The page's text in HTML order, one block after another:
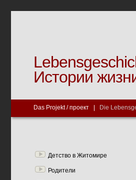
Истории
Das Projekt / проект Die
Детство в Житомире
Родители